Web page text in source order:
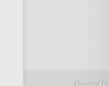
Designed by